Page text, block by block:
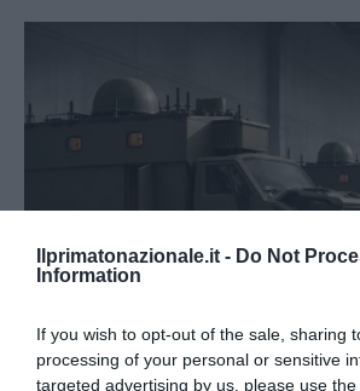
Ilprimatonazionale.it - Do Not
Information
If you wish to opt-out of the sale, sharing
processing of your personal or sensitive
targeted advertising by us, please use
Tekne agli americani: il Golden Power